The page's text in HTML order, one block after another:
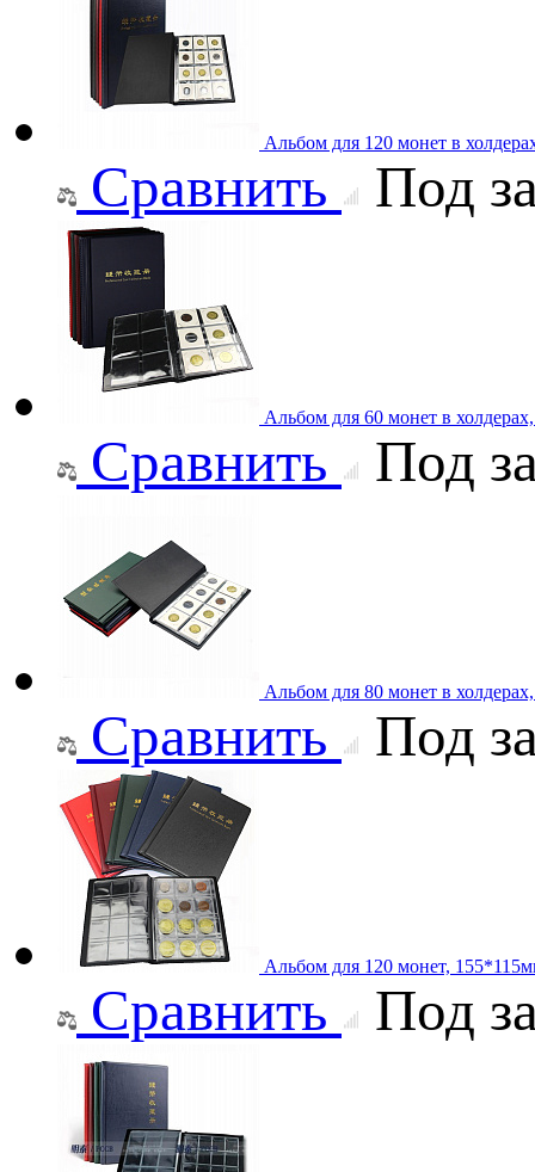
Альбом для 120 монет в
Сравнить Под
Альбом для 60 монет в
Сравнить Под
Альбом для 80 монет в
Сравнить Под
Альбом для 120 монет,
Сравнить Под